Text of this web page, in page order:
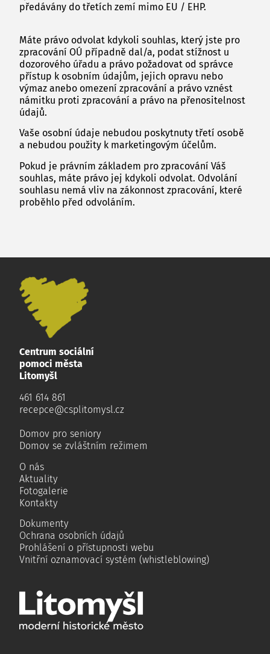
předávány do třetích zemí mimo EU / EHP.
Máte právo odvolat kdykoli souhlas, který jste pro
zpracování OÚ případně dal/a, podat stížnost u
dozorového úřadu a právo požadovat od správce
přístup k osobním údajům, jejich opravu nebo
výmaz anebo omezení zpracování a právo vznést
námitku proti zpracování a právo na přenositelnost
údajů.
Vaše osobní údaje nebudou poskytnuty třetí osobě
a nebudou použity k marketingovým účelům.
Pokud je právním základem pro zpracování Váš
souhlas, máte právo jej kdykoli odvolat. Odvolání
souhlasu nemá vliv na zákonnost zpracování, které
proběhlo před odvoláním.
Centrum sociální
pomoci města
Litomyšl
461 614 861
recepce@csplitomysl.cz
Domov pro seniory
Domov se zvláštním režimem
O nás
Aktuality
Fotogalerie
Kontakty
Dokumenty
Ochrana osobních údajů
Prohlášení o přístupnosti webu
Vnitřní oznamovací systém (whistleblowing)